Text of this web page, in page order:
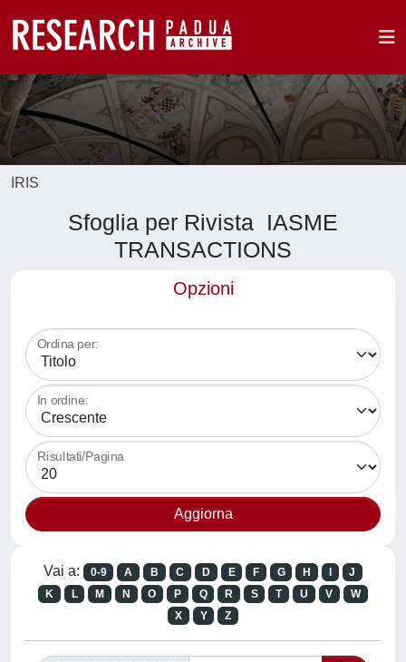
IRIS
Sfoglia per Rivista IASME
TRANSACTIONS
Opzioni
Ordina per:
In ordine:
Risultati/Pagina
Vai a: 0-9 A B C D E F G H
J
K
L M N O P Q R S T U V
W
X
Y Z